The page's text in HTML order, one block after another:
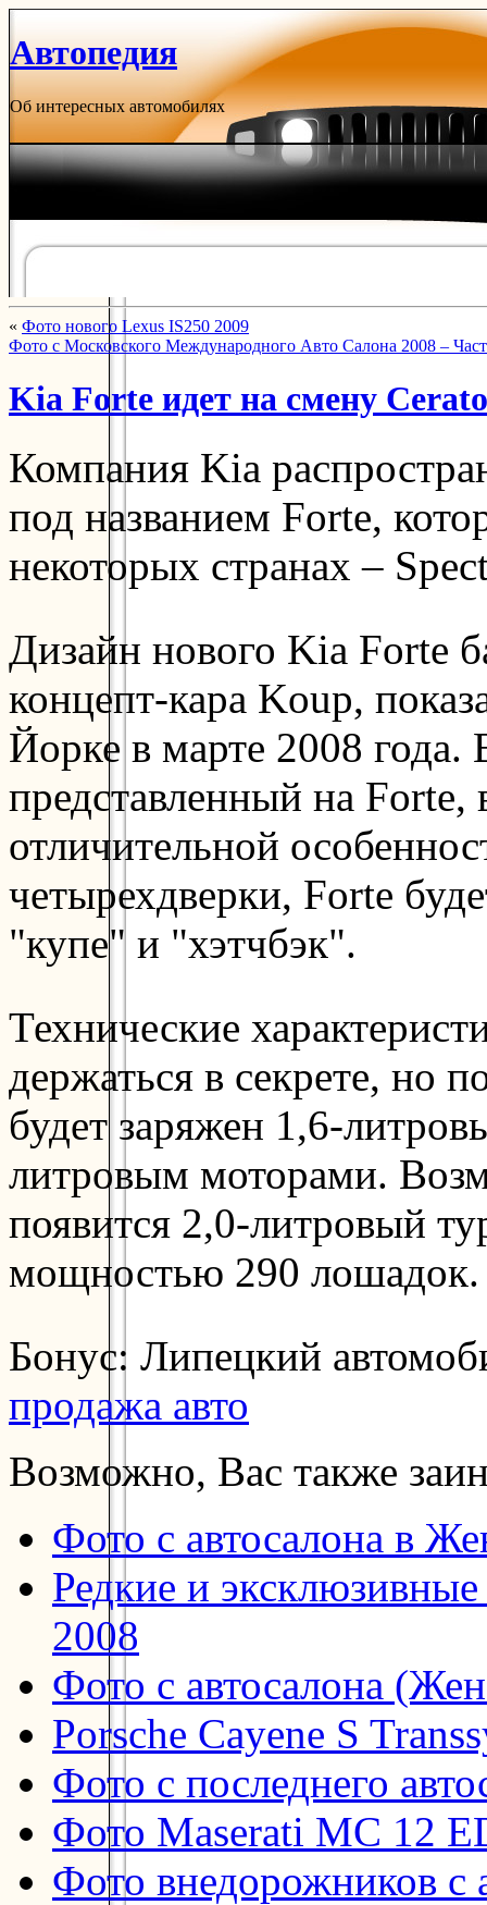
Автопедия
Об интересных автомобилях
« Фото нового Lexus IS250 2009
Фото с Московского Международного Авто Салона 2008 –
Kia Forte идет на смену Cerato
Компания Kia
под названием Forte,
некоторых странах –
Дизайн нового Kia Forte
концепт-кара Koup,
Йорке в марте 2008
представленный на Forte,
отличительной
четырехдверки, Forte
"купе" и "хэтчбэк".
Технические
держаться в секрете, но
будет заряжен 1,6-
литровым моторами.
появится 2,0-литровый
мощностью 290 лошадок.
Бонус: Липецкий
продажа авто
Возможно, Вас также
Фото с автосалона в
Редкие и эксклюзивные
2008
Фото с автосалона
Porsche Cayene S
Фото с последнего
Фото Maserati MC 12
Фото внедорожников с